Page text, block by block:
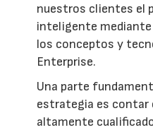
nuestros clientes el
inteligente
los conceptos y
Enterprise.
Una parte
estrategia es contar
altamente